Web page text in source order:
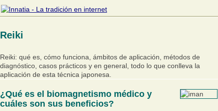
Reiki
Reiki: qué es, cómo funciona, ámbitos de aplicación, métodos de
diagnóstico, casos prácticos y en general, todo lo que conlleva la
aplicación de esta técnica japonesa.
¿Qué es el biomagnetismo médico y
cuáles son sus beneficios?